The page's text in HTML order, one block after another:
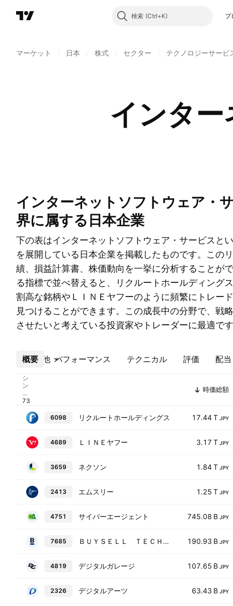
検索 プ
マーケット 日本 株式 セクター テクノロジーサービ
インタ
インターネットソフトウェア・サービスの業
界に属する日本企業
下の表はインターネットソフトウェア・サービスと
を展開している日本企業を掲載したものです。この
績、損益計算書、株価動向を一挙に分析することが
る指標で並べ替えると、リクルートホールディング
割高な銘柄やＬＩＮＥヤフーのように頻繁にトレー
見つけることができます。この成長中の分野で、戦
させたいと考えている投資家やトレーダーに最適です
概要 パフォーマンス テクニカル 評価 配当
その他
シ
ン
ボ
ル
時価総額
6098 リクルートホールディングス 17.44 T JPY
4689 ＬＩＮＥヤフー 3.17 T JPY
3659 ネクソン 1.84 T JPY
2413 エムスリー 1.25 T JPY
4751 サイバーエージェント 745.08 B JPY
7685 ＢＵＹＳＥＬＬ ＴＥＣＨＮＯＬＯＧＩＥＳ 190.93 B JPY
4819 デジタルガレージ 107.65 B JPY
2326 デジタルアーツ 63.43 B JPY